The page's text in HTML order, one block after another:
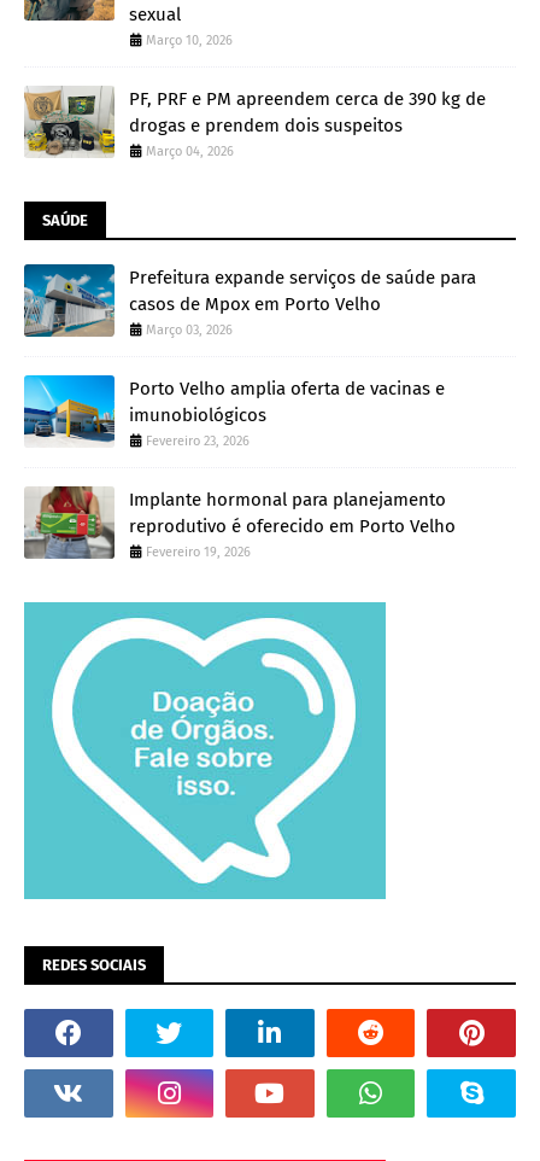
sexual
Março 10, 2026
PF, PRF e PM apreendem cerca de 390 kg de
drogas e prendem dois suspeitos
Março 04, 2026
SAÚDE
Prefeitura expande serviços de saúde para
casos de Mpox em Porto Velho
Março 03, 2026
Porto Velho amplia oferta de vacinas e
imunobiológicos
Fevereiro 23, 2026
Implante hormonal para planejamento
reprodutivo é oferecido em Porto Velho
Fevereiro 19, 2026
REDES SOCIAIS